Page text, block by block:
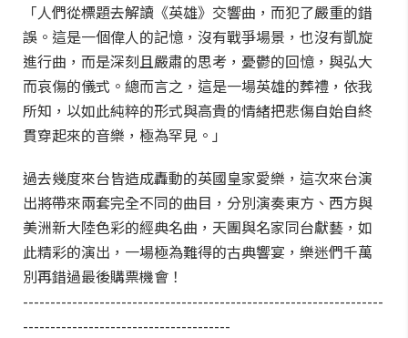
「人們從標題去解讀《英雄》交響曲，而犯了嚴重的錯
誤。這是一個偉人的記憶，沒有戰爭場景，也沒有凱旋
進行曲，而是深刻且嚴肅的思考，憂鬱的回憶，與弘大
而哀傷的儀式。總而言之，這是一場英雄的葬禮，依我
所知，以如此純粹的形式與高貴的情緒把悲傷自始自終
貫穿起來的音樂，極為罕見。」
過去幾度來台皆造成轟動的英國皇家愛樂，這次來台演
出將帶來兩套完全不同的曲目，分別演奏東方、西方與
美洲新大陸色彩的經典名曲，天團與名家同台獻藝，如
此精彩的演出，一場極為難得的古典響宴，樂迷們千萬
別再錯過最後購票機會！
------------------------------------------------------------------
--------------------------------------